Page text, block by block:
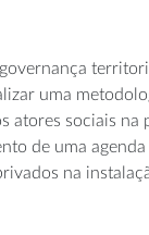
uma
atores sociais
de uma
na